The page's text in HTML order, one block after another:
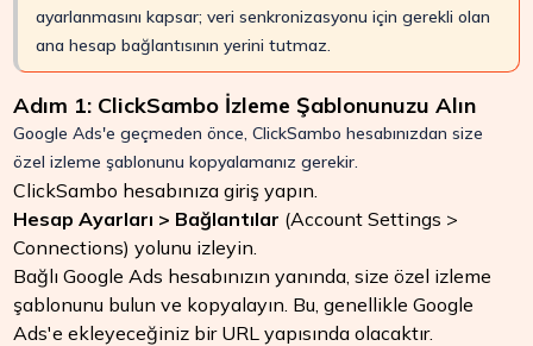
ayarlanmasını kapsar; veri senkronizasyonu için gerekli olan
ana hesap bağlantısının yerini tutmaz.
Adım 1: ClickSambo İzleme Şablonunuzu Alın
Google Ads'e geçmeden önce, ClickSambo hesabınızdan size
özel izleme şablonunu kopyalamanız gerekir.
ClickSambo hesabınıza giriş yapın.
Hesap Ayarları > Bağlantılar (Account Settings >
Connections) yolunu izleyin.
Bağlı Google Ads hesabınızın yanında, size özel izleme
şablonunu bulun ve kopyalayın. Bu, genellikle Google
Ads'e ekleyeceğiniz bir URL yapısında olacaktır.